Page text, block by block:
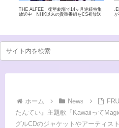
布施明｜若者の間でも話題沸騰の声量おば
け！？60年歌い続ける伝説のエンターテイ
玉
ホーム News
たんてい』主題歌「Kawaiiって
グルCDのジャケットやアーティス